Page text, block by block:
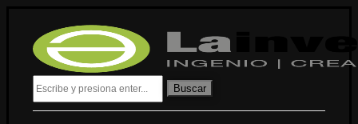
Buscar